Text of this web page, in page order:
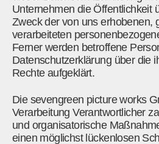
Unternehmen die Öffentlichkeit
Zweck der von uns erhobenen,
verarbeiteten
Ferner werden betroffene
Datenschutzerklärung über die
Rechte aufgeklärt.
Die sevengreen picture works
Verarbeitung Verantwortlicher
und organisatorische
einen möglichst lückenlosen